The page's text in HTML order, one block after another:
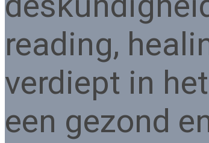
reading,
verdiept in
een gezond